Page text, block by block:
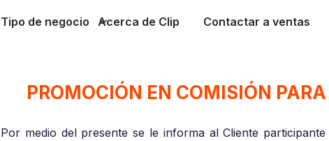
Tipo de negocio Acerca de Clip Contactar a ventas
PROMOCIÓN EN COMISIÓN
Por medio del presente se le informa al Cliente